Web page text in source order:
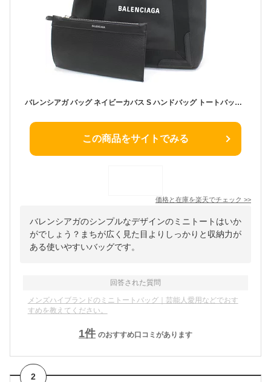
バレンシアガ バッグ ネイビーカバス S ハンドバッグ トートバッグ ブラック 黒 レザー本革 メンズ レディース カバン 339933 D6WXN 1060 BALENCIAGA 軽量 便利 ブランド 定番 人気 プレゼント ギフト バレンシアガ バッグ【新品・未使用】
この商品をサイトでみる
価格と在庫を楽天でチェック >>
バレンシアガのシンプルなデザインのミニトートはいか
がでしょう？まちが広く見た目よりしっかりと収納力が
ある使いやすいバッグです。
回答された質問
メンズハイブランドのミニトートバッグ｜芸能人愛用などでおす
すめを教えてください。
1件 のおすすめ口コミがあります
2